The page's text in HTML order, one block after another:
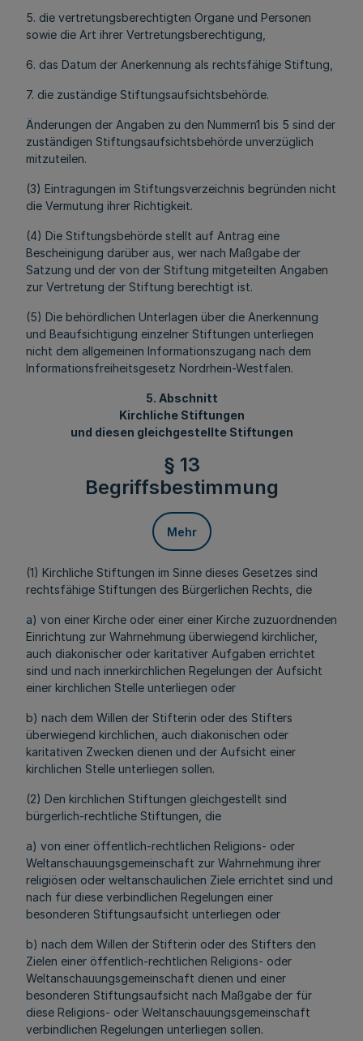
5. die vertretungsberechtigten Organe und Personen
sowie die Art ihrer Vertretungsberechtigung,
6. das Datum der Anerkennung als rechtsfähige Stiftung,
7. die zuständige Stiftungsaufsichtsbehörde.
Änderungen der Angaben zu den Nummern1 bis 5 sind der
zuständigen Stiftungsaufsichtsbehörde unverzüglich
mitzuteilen.
(3) Eintragungen im Stiftungsverzeichnis begründen nicht
die Vermutung ihrer Richtigkeit.
(4) Die Stiftungsbehörde stellt auf Antrag eine
Bescheinigung darüber aus, wer nach Maßgabe der
Satzung und der von der Stiftung mitgeteilten Angaben
zur Vertretung der Stiftung berechtigt ist.
(5) Die behördlichen Unterlagen über die Anerkennung
und Beaufsichtigung einzelner Stiftungen unterliegen
nicht dem allgemeinen Informationszugang nach dem
Informationsfreiheitsgesetz Nordrhein-Westfalen.
5. Abschnitt
Kirchliche Stiftungen
und diesen gleichgestellte Stiftungen
§ 13
Begriffsbestimmung
Mehr
(1) Kirchliche Stiftungen im Sinne dieses Gesetzes sind
rechtsfähige Stiftungen des Bürgerlichen Rechts, die
a) von einer Kirche oder einer einer Kirche zuzuordnenden
Einrichtung zur Wahrnehmung überwiegend kirchlicher,
auch diakonischer oder karitativer Aufgaben errichtet
sind und nach innerkirchlichen Regelungen der Aufsicht
einer kirchlichen Stelle unterliegen oder
b) nach dem Willen der Stifterin oder des Stifters
überwiegend kirchlichen, auch diakonischen oder
karitativen Zwecken dienen und der Aufsicht einer
kirchlichen Stelle unterliegen sollen.
(2) Den kirchlichen Stiftungen gleichgestellt sind
bürgerlich-rechtliche Stiftungen, die
a) von einer öffentlich-rechtlichen Religions- oder
Weltanschauungsgemeinschaft zur Wahrnehmung ihrer
religiösen oder weltanschaulichen Ziele errichtet sind und
nach für diese verbindlichen Regelungen einer
besonderen Stiftungsaufsicht unterliegen oder
b) nach dem Willen der Stifterin oder des Stifters den
Zielen einer öffentlich-rechtlichen Religions- oder
Weltanschauungsgemeinschaft dienen und einer
besonderen Stiftungsaufsicht nach Maßgabe der für
diese Religions- oder Weltanschauungsgemeinschaft
verbindlichen Regelungen unterliegen sollen.